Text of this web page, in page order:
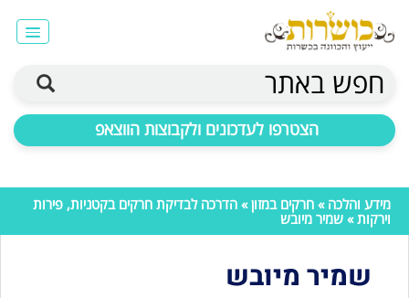
חפש באתר
הצטרפו לעדכונים ולקבוצות הווצאפ
מידע והלכה » חרקים במזון» הדרכה לבדיקת חרקים בקטניות, פירות
וירקות» שמיר מיובש
שמיר מיובש